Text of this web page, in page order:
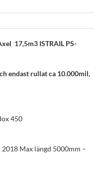
17,5m3 ISTRAIL PS-
endast rullat ca 10.000mil,
450
Max längd 5000mm –